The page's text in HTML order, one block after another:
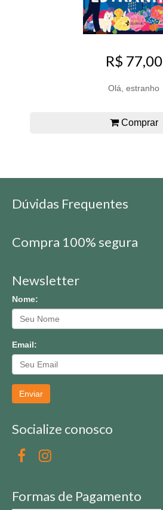
R$ 77,00
Olá, estranho
Comprar
Dúvidas Frequentes
Compra 100% segura
Newsletter
Nome:
Email:
Enviar
Socialize conosco
Formas de Pagamento